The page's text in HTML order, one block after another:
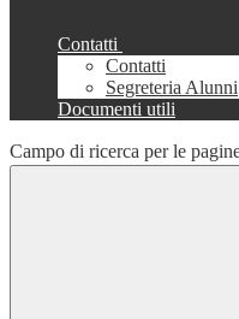
Contatti
Contatti
Segreteria Alunni
Documenti utili
Campo di ricerca per le